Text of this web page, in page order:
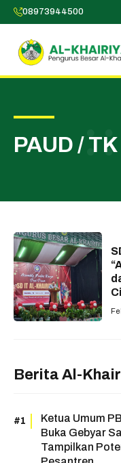
Skip
to
content
08973944500
PAUD / TK
Berita Al-
Ketua Umum
Buka Gebyar
Tampilkan